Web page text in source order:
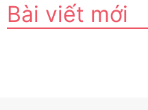
Bài viết mới